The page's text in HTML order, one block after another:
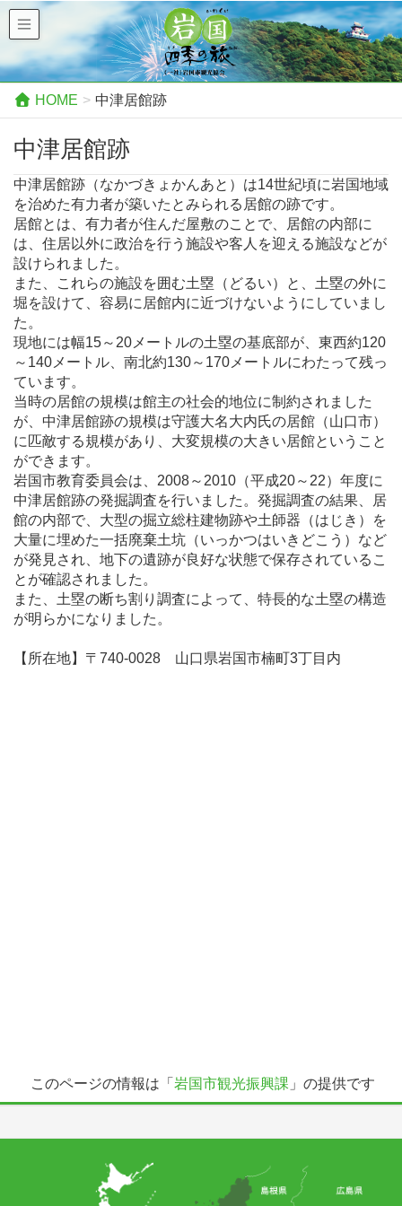
HOME 中津居館跡
中津居館跡
中津居館跡（なかづきょかんあと）は14世紀頃に岩国地域
を治めた有力者が築いたとみられる居館の跡です。
居館とは、有力者が住んだ屋敷のことで、居館の内部に
は、住居以外に政治を行う施設や客人を迎える施設などが
設けられました。
また、これらの施設を囲む土塁（どるい）と、土塁の外に
堀を設けて、容易に居館内に近づけないようにしていまし
た。
現地には幅15～20メートルの土塁の基底部が、東西約120
～140メートル、南北約130～170メートルにわたって残っ
ています。
当時の居館の規模は館主の社会的地位に制約されました
が、中津居館跡の規模は守護大名大内氏の居館（山口市）
に匹敵する規模があり、大変規模の大きい居館ということ
ができます。
岩国市教育委員会は、2008～2010（平成20～22）年度に
中津居館跡の発掘調査を行いました。発掘調査の結果、居
館の内部で、大型の掘立総柱建物跡や土師器（はじき）を
大量に埋めた一括廃棄土坑（いっかつはいきどこう）など
が発見され、地下の遺跡が良好な状態で保存されているこ
とが確認されました。
また、土塁の断ち割り調査によって、特長的な土塁の構造
が明らかになりました。
【所在地】〒740-0028 山口県岩国市楠町3丁目内
このページの情報は「 岩国市観光振興課 」の提供です